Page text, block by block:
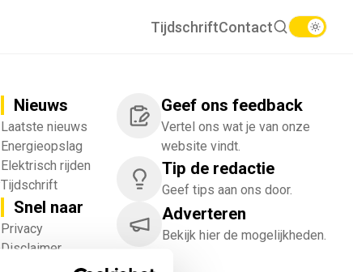
TijdschriftContact
Nieuws
Laatste nieuws
Energieopslag
Elektrisch rijden
Tijdschrift
Snel naar
Privacy
Disclaimer
Geef ons feedback
Vertel ons wat je van onze
website vindt.
Tip de redactie
Geef tips aan ons door.
Adverteren
Bekijk hier de mogelijkheden.